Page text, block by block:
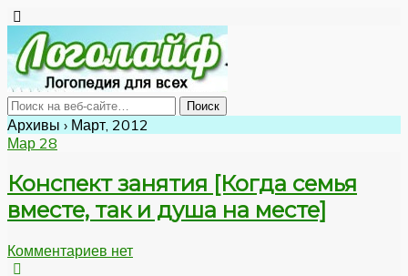
Архивы › Март, 2012
Мар 28
Конспект занятия [Когда семья
вместе, так и душа на месте]
Комментариев нет